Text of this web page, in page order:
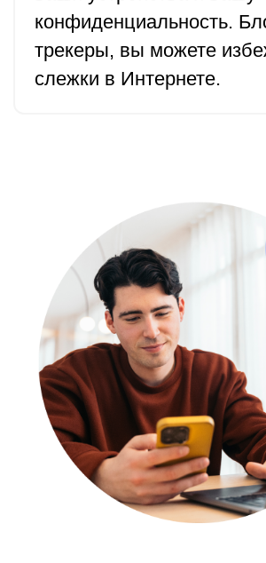
конфиденциальность.
трекеры, вы можете
слежки в Интернете.